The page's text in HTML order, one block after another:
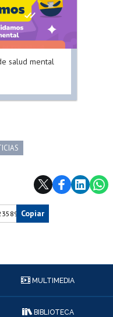
salud mental
Copiar
MULTIMEDIA
BIBLIOTECA